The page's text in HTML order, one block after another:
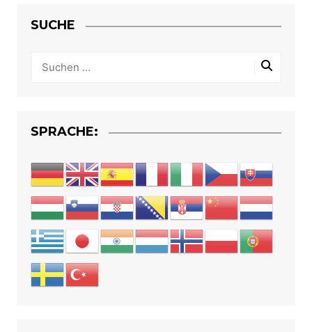
SUCHE
SPRACHE: